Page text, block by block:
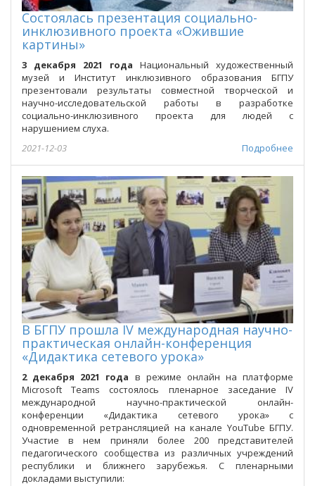
Состоялась презентация социально-
инклюзивного проекта «Ожившие
картины»
3 декабря 2021 года Национальный художественный
музей и Институт инклюзивного образования БГПУ
презентовали результаты совместной творческой и
научно-исследовательской работы в разработке
социально-инклюзивного проекта для людей с
нарушением слуха.
Подробнее
2021-12-03
В БГПУ прошла IV международная научно-
практическая онлайн-конференция
«Дидактика сетевого урока»
2 декабря 2021 года в режиме онлайн на платформе
Microsoft Teams состоялось пленарное заседание IV
международной научно-практической онлайн-
конференции «Дидактика сетевого урока» с
одновременной ретрансляцией на канале YouTube БГПУ.
Участие в нем приняли более 200 представителей
педагогического сообщества из различных учреждений
республики и ближнего зарубежья. С пленарными
докладами выступили: